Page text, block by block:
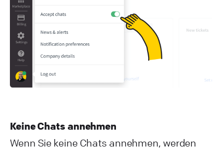
Keine Chats annehmen
Wenn Sie keine Chats annehmen, werden